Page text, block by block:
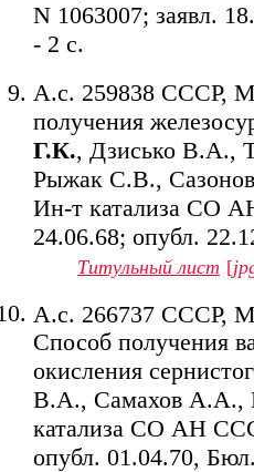
N 1063007; заявл.
- 2 с.
А.с. 259838 СССР,
получения
Г.К., Дзисько В.А.,
Рыжак С.В.,
Ин-т катализа СО
24.06.68; опубл.
Титульный лист [
А.с. 266737 СССР,
Способ получения
окисления
В.А., Самахов А.А.,
катализа СО АН
опубл. 01.04.70,